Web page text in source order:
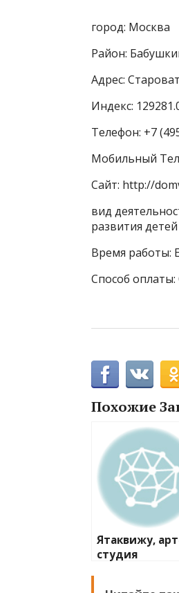
город: Москва
Район:
Адрес:
Индекс:
Телефон: +7
Мобильный
Сайт: http://
вид
развития детей
Время работы:
Способ
Похожие
Ятаквижу,
студия